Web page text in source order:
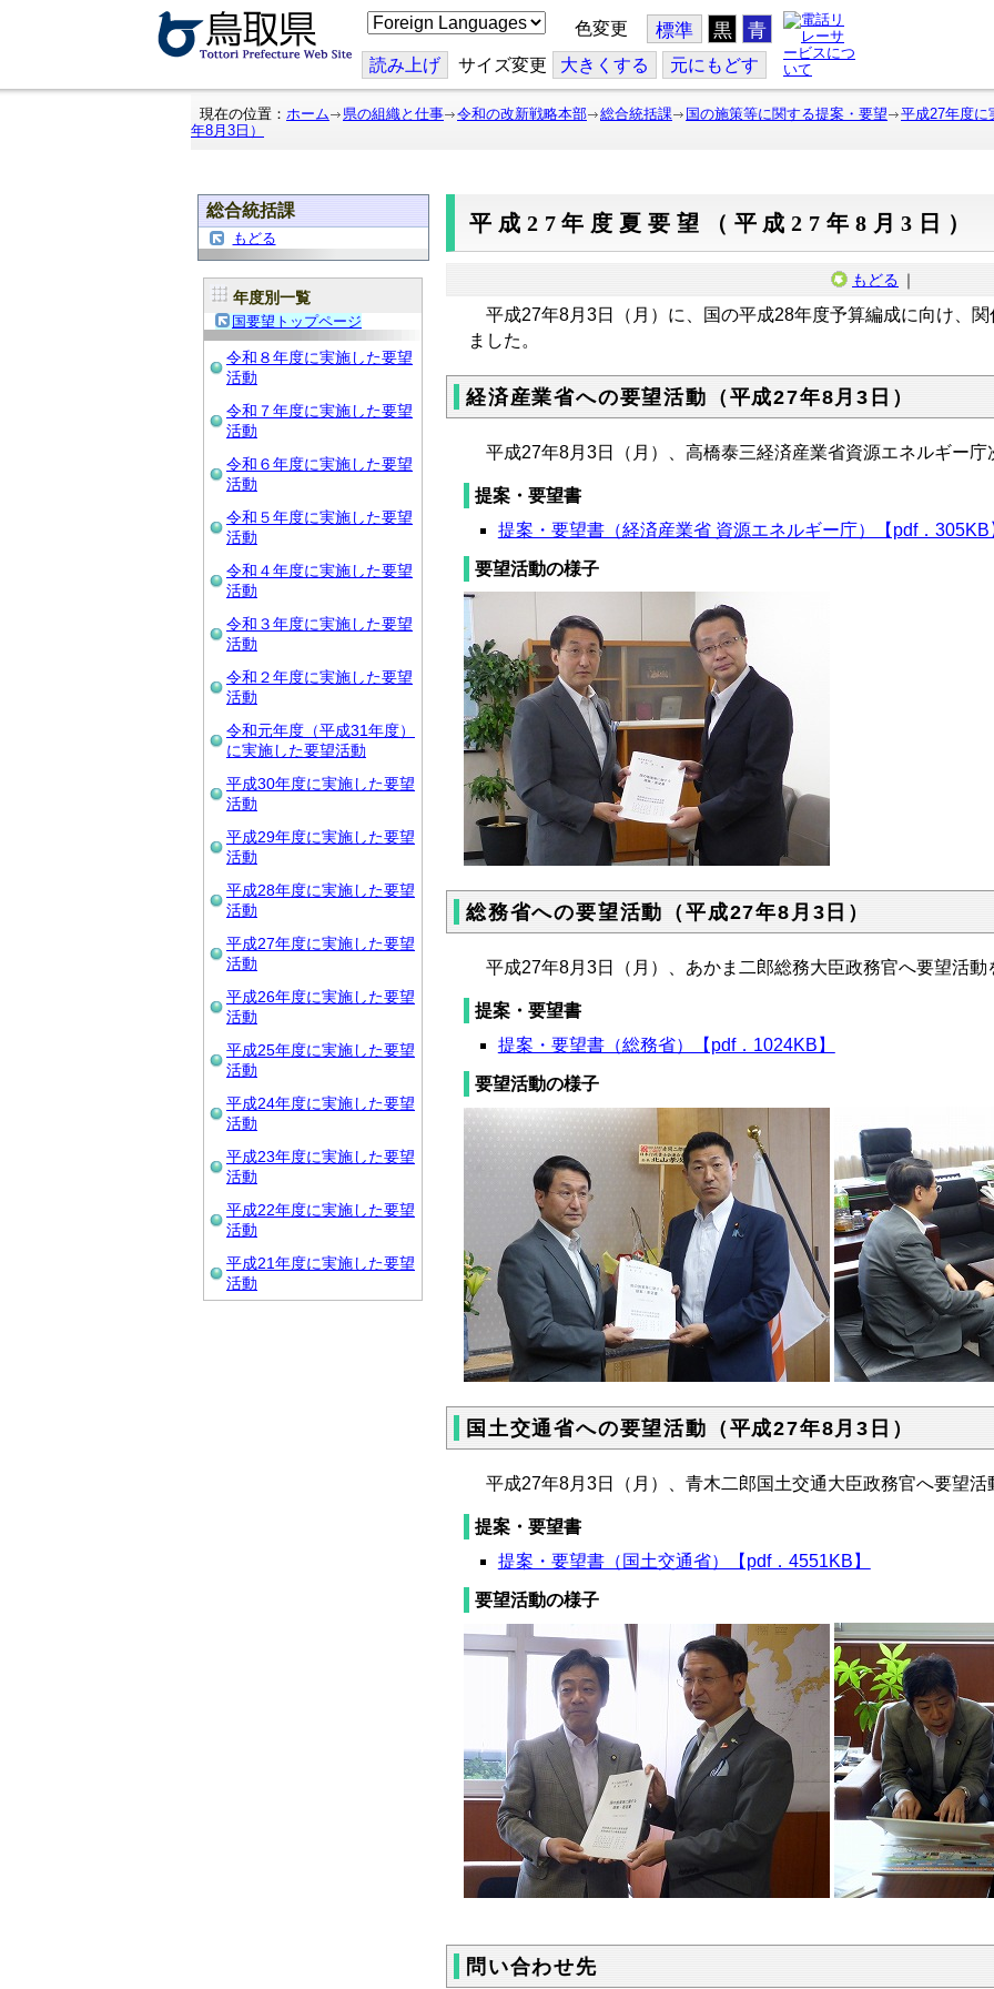
こ
の
ジ
を
翻
色変更 標準 黒 青
読み上げ サイズ変更 大きくする 元にもどす
現在の位置： ホーム 県の組織と仕事 令和の改新戦略本部 総合統括課 国の施策等に関する提案・要望 平成27年度に
年8月3日）
総合統括課
もどる
年度別一覧
国要望トップページ
令和８年度に実施した要望
活動
令和７年度に実施した要望
活動
令和６年度に実施した要望
活動
令和５年度に実施した要望
活動
令和４年度に実施した要望
活動
令和３年度に実施した要望
活動
令和２年度に実施した要望
活動
令和元年度（平成31年度）
に実施した要望活動
平成30年度に実施した要望
活動
平成29年度に実施した要望
活動
平成28年度に実施した要望
活動
平成27年度に実施した要望
活動
平成26年度に実施した要望
活動
平成25年度に実施した要望
活動
平成24年度に実施した要望
活動
平成23年度に実施した要望
活動
平成22年度に実施した要望
活動
平成21年度に実施した要望
活動
平成27年度夏要望（平成27年8月3日）
もどる ｜
平成27年8月3日（月）に、国の平成28年度予算編成に向け、
ました。
経済産業省への要望活動（平成27年8月3日）
平成27年8月3日（月）、高橋泰三経済産業省資源エネルギー庁
提案・要望書
提案・要望書（経済産業省 資源エネルギー庁）【pdf．305KB
要望活動の様子
総務省への要望活動（平成27年8月3日）
平成27年8月3日（月）、あかま二郎総務大臣政務官へ要望活動
提案・要望書
提案・要望書（総務省）【pdf．1024KB】
要望活動の様子
国土交通省への要望活動（平成27年8月3日）
平成27年8月3日（月）、青木二郎国土交通大臣政務官へ要望活
提案・要望書
提案・要望書（国土交通省）【pdf．4551KB】
要望活動の様子
問い合わせ先